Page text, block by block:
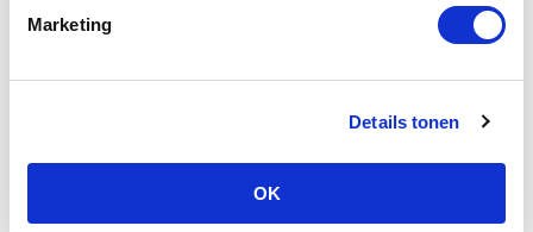
Marketing
Details tonen
OK
Familieleden konden hem niet overnemen. Binnen vier dagen
Vanaf dat moment is er geen interesse meer in hem
in huis en auto. Hij kan goed met honden overweg maar is geen